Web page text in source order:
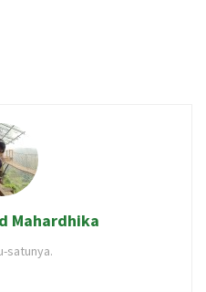
Mahardhika
satunya.